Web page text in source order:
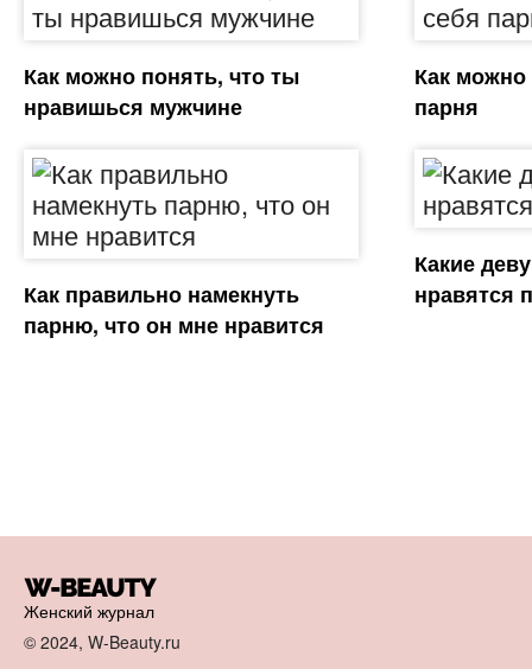
Как можно понять, что ты
нравишься мужчине
Как
парня
Как правильно намекнуть
парню, что он мне нравится
Какие
нравятся
Женский журнал
© 2024, W-Beauty.ru